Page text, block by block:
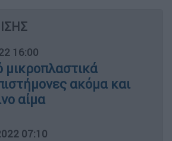
16:00
ακόμα και
αίμα
07:10